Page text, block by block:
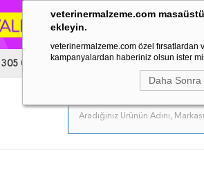
veterinermalzeme.com
ekleyin.
veterinermalzeme.com özel fırsatlardan
kampanyalardan haberiniz olsun ister
Daha Sonra
03 34